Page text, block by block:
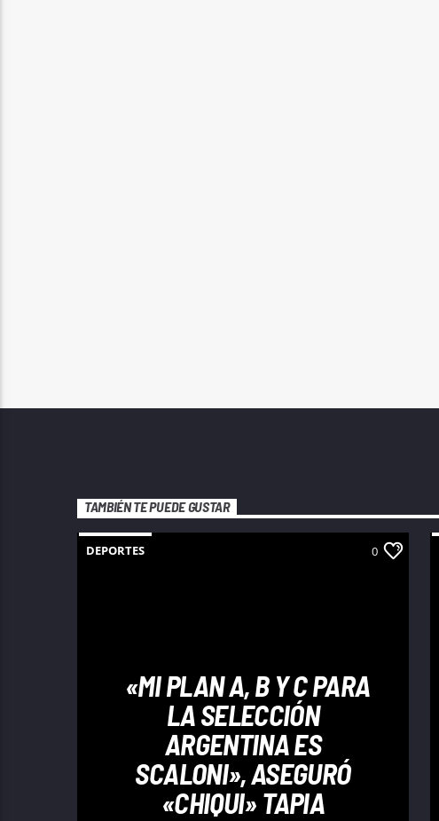
TAMBIÉN TE PUEDE GUSTAR
DEPORTES 0
«MI PLAN A, B Y C PARA
LA SELECCIÓN
ARGENTINA ES
SCALONI», ASEGURÓ
«CHIQUI» TAPIA